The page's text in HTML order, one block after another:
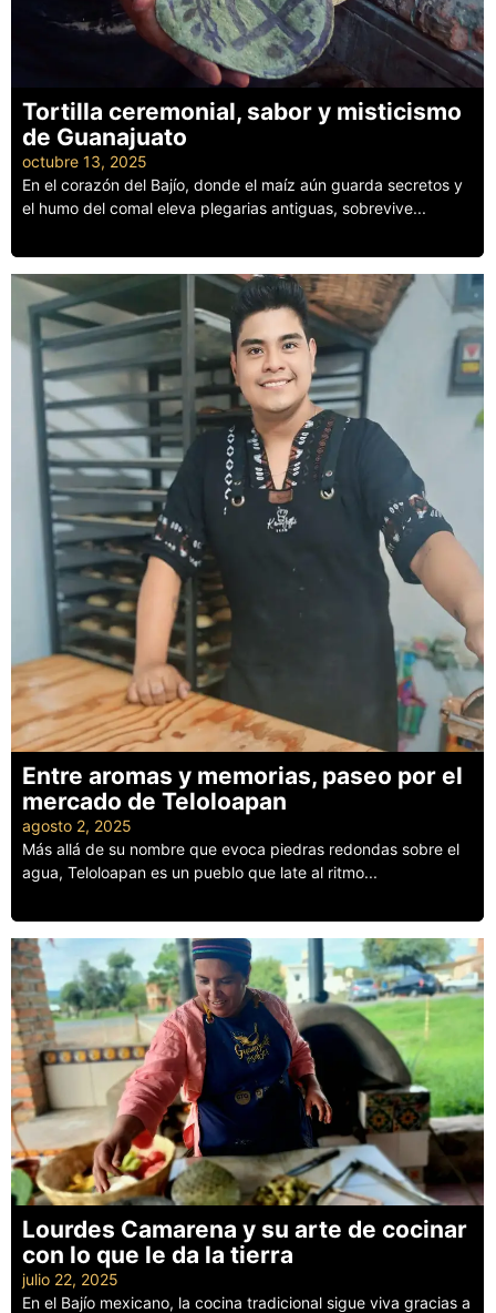
Tortilla ceremonial, sabor y misticismo
de Guanajuato
octubre 13, 2025
En el corazón del Bajío, donde el maíz aún guarda secretos y
el humo del comal eleva plegarias antiguas, sobrevive...
Entre aromas y memorias, paseo por el
mercado de Teloloapan
agosto 2, 2025
Más allá de su nombre que evoca piedras redondas sobre el
agua, Teloloapan es un pueblo que late al ritmo...
Lourdes Camarena y su arte de cocinar
con lo que le da la tierra
julio 22, 2025
En el Bajío mexicano, la cocina tradicional sigue viva gracias a